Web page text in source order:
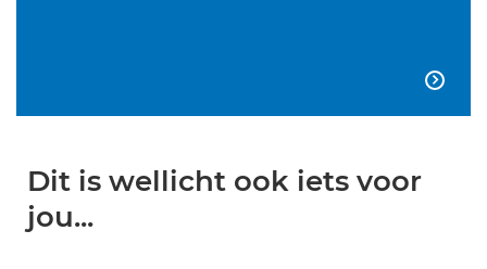

Dit is wellicht ook iets voor
jou...